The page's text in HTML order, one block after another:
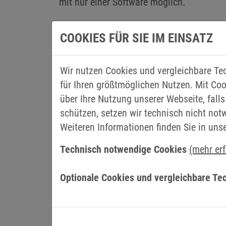
Für Kosteneinsparungen sorgen die
begrenzte Drehzahl (SLS) und die
Maschine verhindert werden. Neu ist
Grad Celsius ausgelegt und die
sind beste Voraussetzungen für den
operieren.
Grundsätzlich ist die sechste
Ausgangsfrequenzen bis 2.000 Hz
COMBILINE Z2 Sinusfilter bereit, die
COOKIES FÜR SIE IM EINSATZ
Wir nutzen Cookies und vergleichbare
für Ihren größtmöglichen Nutzen. Mit
über Ihre Nutzung unserer Webseite,
schützen, setzen wir technisch nicht
Weiteren Informationen finden Sie in
Technisch notwendige Cookies (mehr
Optionale Cookies und vergleichbare